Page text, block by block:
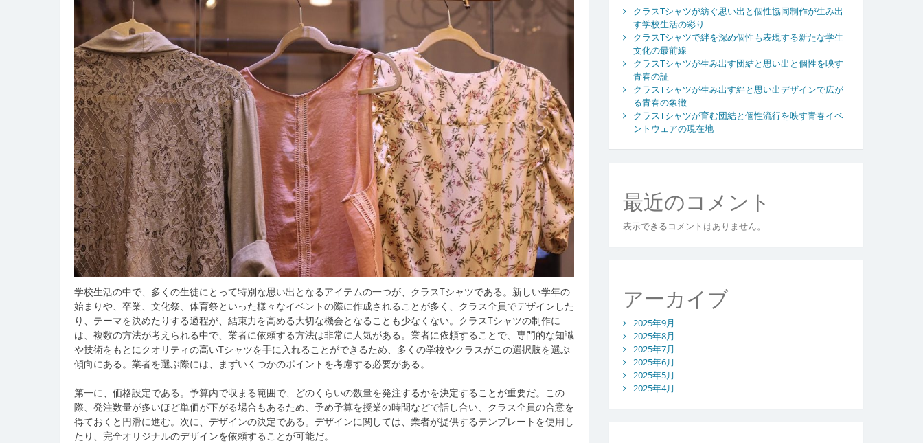
学校生活の中で、多くの生徒にとって特別な思い出となるアイテムの一つが、クラスTシャツである。 新しい学年の
始まりや、卒業、文化祭、体育祭といった様々なイベントの際に作成されることが多く、クラス全員でデザインした
り、テーマを決めたりする過程が、結束力を高める大切な機会となることも少なくない。クラスTシャツの制作に
は、複数の方法が考えられる中で、業者に依頼する方法は非常に人気がある。業者に依頼することで、専門的な知識
や技術をもとにクオリティの高いTシャツを手に入れることができるため、多くの学校やクラスがこの選択肢を選ぶ
傾向にある。業者を選ぶ際には、まずいくつかのポイントを考慮する必要がある。
第一に、価格設定である。予算内で収まる範囲で、どのくらいの数量を発注するかを決定することが重要だ。この
際、発注数量が多いほど単価が下がる場合もあるため、予め予算を授業の時間などで話し合い、クラス全員の合意を
得ておくと円滑に進む。次に、デザインの決定である。デザインに関しては、業者が提供するテンプレートを使用し
たり、完全オリジナルのデザインを依頼することが可能だ。
クラスTシャツが紡ぐ思い出と個性協同制作が生み出
す学校生活の彩り
クラスTシャツで絆を深め個性も表現する新たな学生
文化の最前線
クラスTシャツが生み出す団結と思い出と個性を映す
青春の証
クラスTシャツが生み出す絆と思い出デザインで広が
る青春の象徴
クラスTシャツが育む団結と個性流行を映す青春イベ
ントウェアの現在地
最近のコメント
表示できるコメントはありません。
アーカイブ
2025年9月
2025年8月
2025年7月
2025年6月
2025年5月
2025年4月